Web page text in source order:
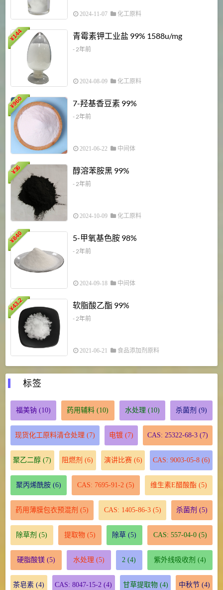
2024-11-07 化工原料
¥
144 青霉素钾工业盐 99% 1588u/mg
- 2年前
2024-08-09 化工原料
¥
960 7-羟基香豆素 99%
- 2年前
2021-06-22 中间体
¥
36 醇溶苯胺黑 99%
- 2年前
2024-10-09 化工原料
¥
840 5-甲氧基色胺 98%
- 2年前
2024-09-18 中间体
¥
43.2 软脂酸乙酯 99%
- 2年前
2021-06-21 食品添加剂原料
标签
福美钠 (10) 药用辅料 (10) 水处理 (10) 杀菌剂 (9)
现货化工原料清仓处理 (7) 电镀 (7) CAS: 25322-68-3 (7)
聚乙二醇 (7) 阻燃剂 (6) 演讲比赛(6) CAS: 9003-05-8(6)
聚丙烯酰胺(6) CAS: 7695-91-2 (5) 维生素E醋酸酯 (5)
药用薄膜包衣预混剂 (5) CAS: 1405-86-3(5) 杀菌剂 (5)
除草剂 (5) 提取物(5) 除草 (5) CAS: 557-04-0(5)
硬脂酸镁(5) 水处理 (5) 2 (4) 紫外线吸收剂 (4)
茶皂素 (4) CAS: 8047-15-2 (4) 甘草提取物(4) 中秋节(4)